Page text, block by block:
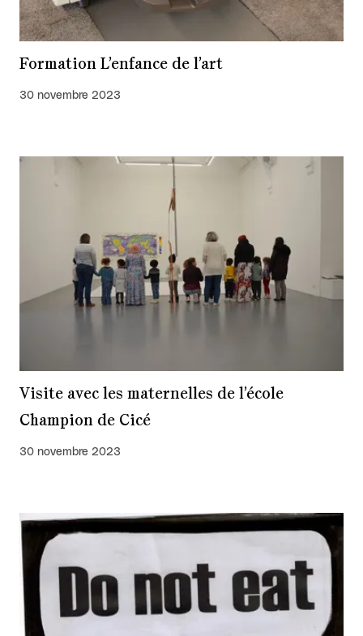
Formation L’enfance de l’art
30 novembre 2023
Visite avec les maternelles de l’école
Champion de Cicé
30 novembre 2023